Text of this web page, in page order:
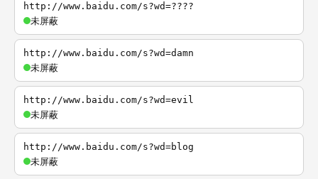
http://www.baidu.com/s?wd=????
未屏蔽
http://www.baidu.com/s?wd=damn
未屏蔽
http://www.baidu.com/s?wd=evil
未屏蔽
http://www.baidu.com/s?wd=blog
未屏蔽